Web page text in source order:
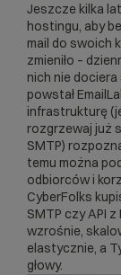
Jeszcze kilka
hostingu, aby
mail do swoich
zmieniło –
nich nie
powstał
infrastrukturę
rozgrzewaj już
SMTP)
temu można
odbiorców i
CyberFolks
SMTP czy API
wzrośnie,
elastycznie, a
głowy.